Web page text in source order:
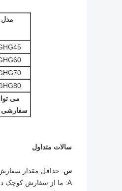
مدل
می
سفارشی
سالات متداول
س: حداقل مقدار
A: ما از سفارش کوچک دنباله دار 1 عدد برای محصولات سهام پشتیبانی می کنیم.